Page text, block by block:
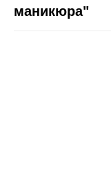
маникюра"